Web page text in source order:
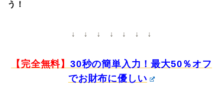
う！
↓ ↓ ↓ ↓ ↓ ↓ ↓
【完全無料】 30秒の簡単入力！最大50％オフ
でお財布に優しい